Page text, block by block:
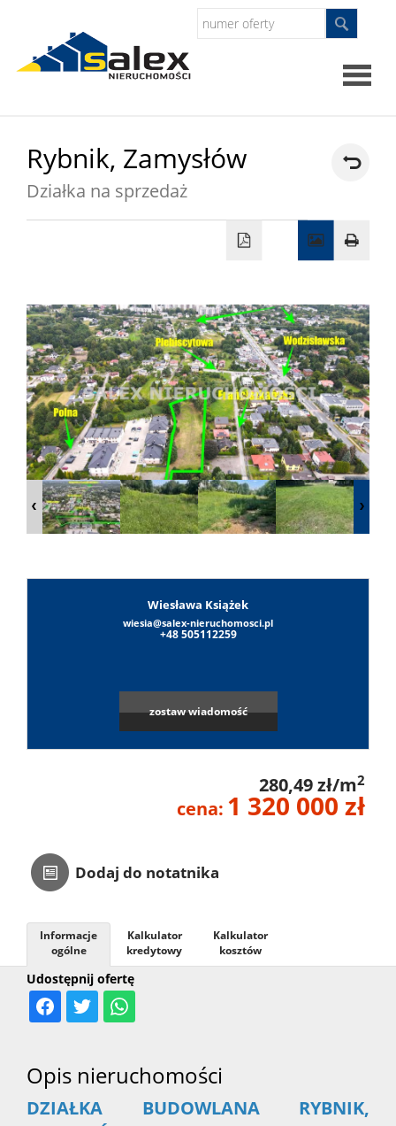
Domy
Dzialki
Lokale
Obiekty
Sałek
Kontakt
Rybnik, Zamysłów
Działka na sprzedaż
Wiesława Książek
wiesia@salex-nieruchomosci.pl
+48 505112259
zostaw wiadomość
280,49 zł/m2
cena: 1 320 000 zł
Dodaj do notatnika
Udostępnij ofertę
Informacje
ogólne
Kalkulator
kredytowy
Kalkulator
kosztów
Opis nieruchomości
DZIAŁKA BUDOWLANA RYBNIK,